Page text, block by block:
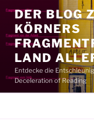
Inhalt
springen
DER BLOG
KÖRNERS
LAND
Entdecke die
Deceleration of Reading